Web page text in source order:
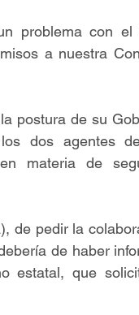
problema con el
a nuestra
postura de su
dos agentes
en materia de
de pedir la
de haber
estatal, que